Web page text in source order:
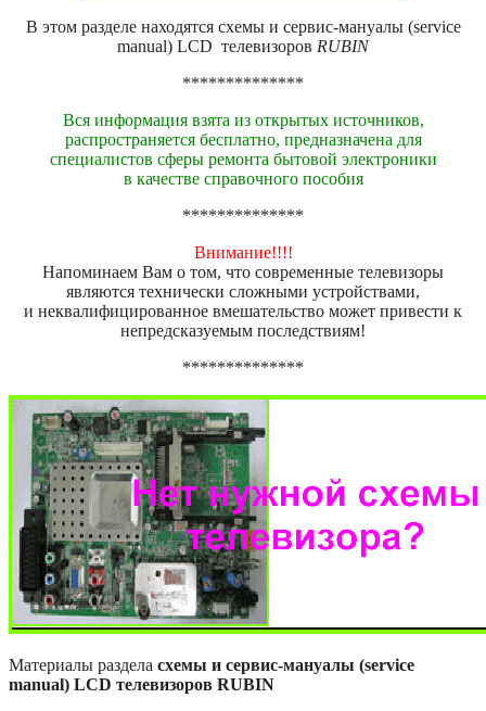
В этом разделе находятся схемы и сервис-мануалы (service
manual) LCD телевизоров RUBIN
**************
Вся информация взята из открытых источников,
распространяется бесплатно, предназначена для
специалистов сферы ремонта бытовой электроники
в качестве справочного пособия
**************
Внимание!!!!
Напоминаем Вам о том, что современные телевизоры
являются технически сложными устройствами,
и неквалифицированное вмешательство может привести к
непредсказуемым последствиям!
**************
Материалы раздела схемы и сервис-мануалы (service
manual) LCD телевизоров RUBIN